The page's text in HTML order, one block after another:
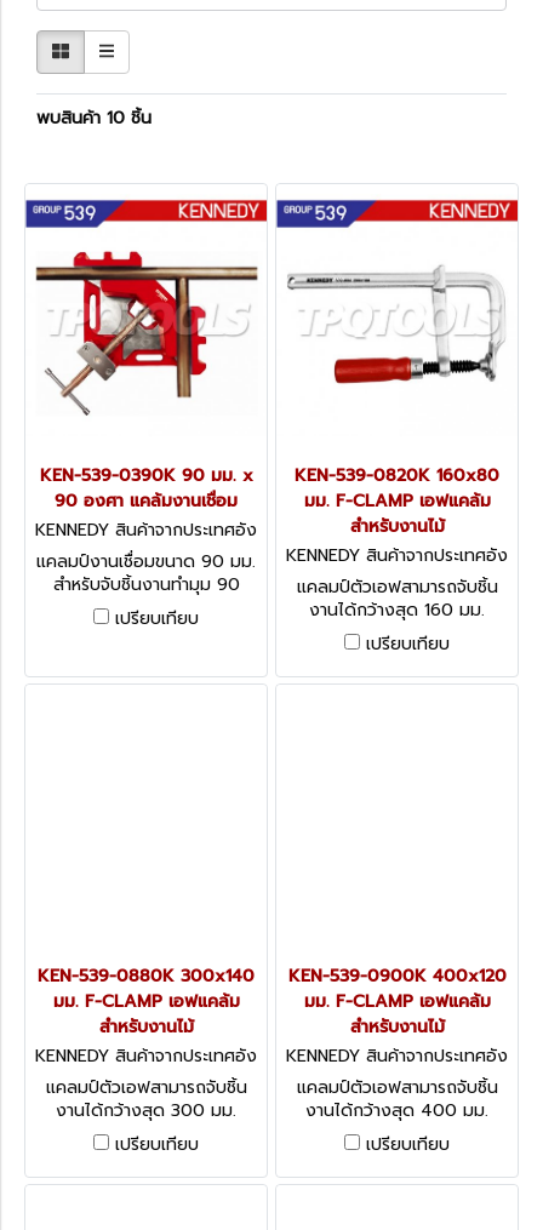
พบสินค้า 10 ชิ้น
KEN-539-0390K 90 มม. x
90 องศา แคล้มงานเชื่อม
KENNEDY สินค้าจากประเทศอัง
กฤษ KEN-539-0390K
แคลมป์งานเชื่อมขนาด 90 มม.
สำหรับจับชิ้นงานทำมุม 90
องศา 90° Welding Angle
Clamps
เปรียบเทียบ
KEN-539-0820K 160x80
มม. F-CLAMP เอฟแคล้ม
สำหรับงานไม้
KENNEDY สินค้าจากประเทศอัง
กฤษ KEN-539-0820K
แคลมป์ตัวเอฟสามารถจับชิ้น
งานได้กว้างสุด 160 มม.
Kennedy Wooden Handle
Speed Clamps
เปรียบเทียบ
KEN-539-0880K 300x140
มม. F-CLAMP เอฟแคล้ม
สำหรับงานไม้
KENNEDY สินค้าจากประเทศอัง
กฤษ KEN-539-0880K
แคลมป์ตัวเอฟสามารถจับชิ้น
งานได้กว้างสุด 300 มม.
Kennedy Wooden Handle
Speed Clamps
เปรียบเทียบ
KEN-539-0900K 400x120
มม. F-CLAMP เอฟแคล้ม
สำหรับงานไม้
KENNEDY สินค้าจากประเทศอัง
กฤษ KEN-539-0900K
แคลมป์ตัวเอฟสามารถจับชิ้น
งานได้กว้างสุด 400 มม.
Kennedy Wooden Handle
Speed Clamps
เปรียบเทียบ